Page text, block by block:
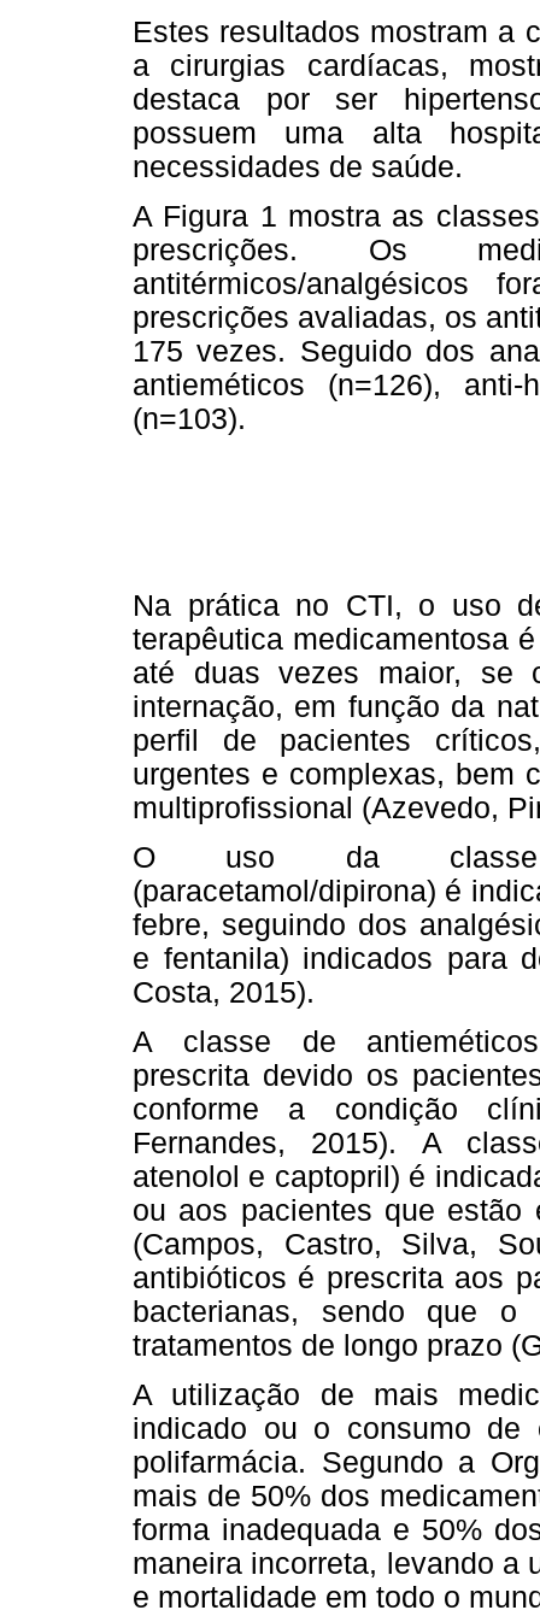
Estes resultados mostram a
a cirurgias cardíacas,
destaca por ser
possuem uma alta
necessidades de saúde.
A Figura 1 mostra as
prescrições. Os
antitérmicos/analgésicos
prescrições avaliadas, os
175 vezes. Seguido dos
antieméticos (n=126),
(n=103).
Na prática no CTI, o uso
terapêutica medicamentosa
até duas vezes maior, se
internação, em função da
perfil de pacientes
urgentes e complexas, bem
multiprofissional (Azevedo,
O uso da classe
(paracetamol/dipirona) é
febre, seguindo dos
e fentanila) indicados para
Costa, 2015).
A classe de antieméticos
prescrita devido os
conforme a condição
Fernandes, 2015). A
atenolol e captopril) é
ou aos pacientes que estão
(Campos, Castro, Silva,
antibióticos é prescrita aos
bacterianas, sendo que o
tratamentos de longo prazo
A utilização de mais
indicado ou o consumo de
polifarmácia. Segundo a
mais de 50% dos
forma inadequada e 50%
maneira incorreta, levando a
e mortalidade em todo o